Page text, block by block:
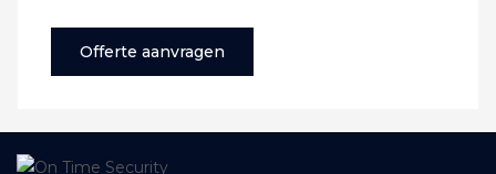
Offerte aanvragen